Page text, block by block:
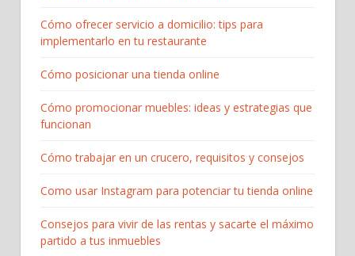
Cómo ofrecer servicio a domicilio: tips para
implementarlo en tu restaurante
Cómo posicionar una tienda online
Cómo promocionar muebles: ideas y estrategias que
funcionan
Cómo trabajar en un crucero, requisitos y consejos
Como usar Instagram para potenciar tu tienda online
Consejos para vivir de las rentas y sacarte el máximo
partido a tus inmuebles